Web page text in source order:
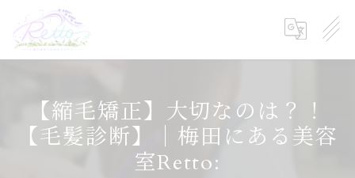
【縮毛矯正】大切なのは？！
【毛髪診断】｜梅田にある美容
室Retto: